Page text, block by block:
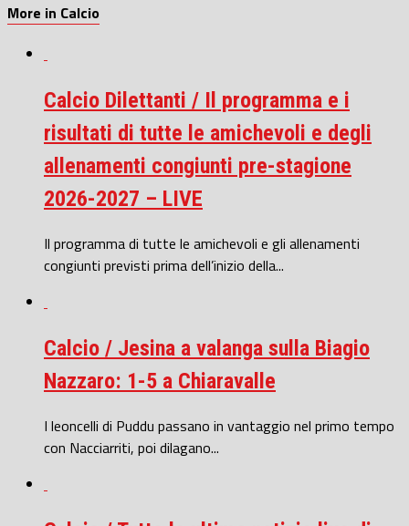
More in Calcio
Calcio Dilettanti / Il programma e i
risultati di tutte le amichevoli e degli
allenamenti congiunti pre-stagione
2026-2027 – LIVE
Il programma di tutte le amichevoli e gli allenamenti
congiunti previsti prima dell’inizio della...
Calcio / Jesina a valanga sulla Biagio
Nazzaro: 1-5 a Chiaravalle
I leoncelli di Puddu passano in vantaggio nel primo tempo
con Nacciarriti, poi dilagano...